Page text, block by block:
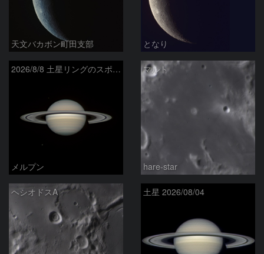
天文バカボン町田支部 となり
2026/8/8 土星リングのスポーク
メルプン
マルト
hare-star
ヘシオドスA 土星 2026/08/04